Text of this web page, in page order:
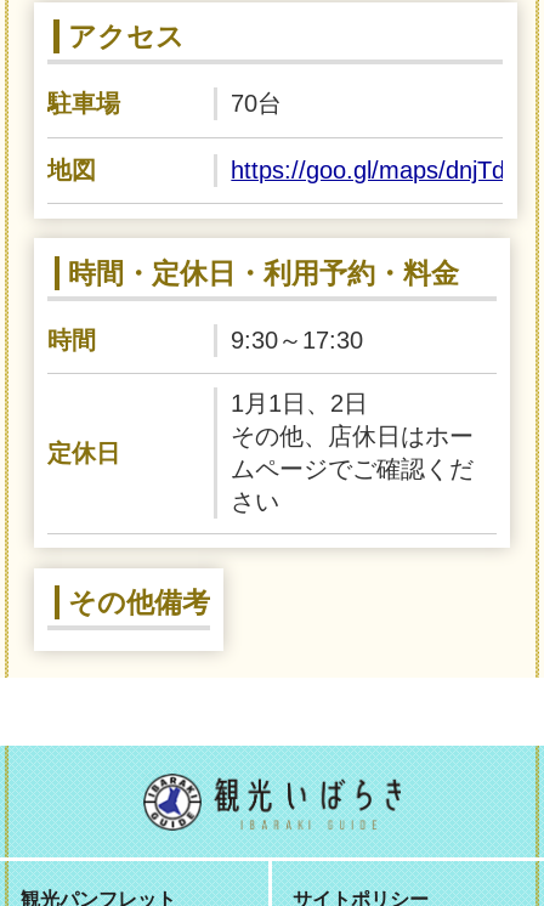
アクセス
駐車場 70台
地図 https://goo.gl/maps/
時間・定休日・利用予約・料金
時間 9:30～17:30
定休日
1月1日、2日
その他、店休日はホー
ムページでご確認くだ
さい
その他備考
観光パンフレット サイトポリシー